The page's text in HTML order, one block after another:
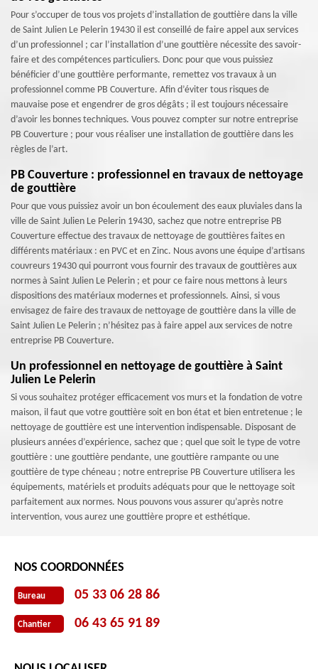
Pour s’occuper de tous vos projets d’installation de gouttière dans la ville
de Saint Julien Le Pelerin 19430 il est conseillé de faire appel aux services
d’un professionnel ; car l’installation d’une gouttière nécessite des savoir-
faire et des compétences particuliers. Donc pour que vous puissiez
bénéficier d’une gouttière performante, remettez vos travaux à un
professionnel comme PB Couverture. Afin d’éviter tous risques de
mauvaise pose et engendrer de gros dégâts ; il est toujours nécessaire
d’avoir les bonnes techniques. Vous pouvez compter sur notre entreprise
PB Couverture ; pour vous réaliser une installation de gouttière dans les
règles de l’art.
PB Couverture : professionnel en travaux de nettoyage
de gouttière
Pour que vous puissiez avoir un bon écoulement des eaux pluviales dans la
ville de Saint Julien Le Pelerin 19430, sachez que notre entreprise PB
Couverture effectue des travaux de nettoyage de gouttières faites en
différents matériaux : en PVC et en Zinc. Nous avons une équipe d’artisans
couvreurs 19430 qui pourront vous fournir des travaux de gouttières aux
normes à Saint Julien Le Pelerin ; et pour ce faire nous mettons à leurs
dispositions des matériaux modernes et professionnels. Ainsi, si vous
envisagez de faire des travaux de nettoyage de gouttière dans la ville de
Saint Julien Le Pelerin ; n’hésitez pas à faire appel aux services de notre
entreprise PB Couverture.
Un professionnel en nettoyage de gouttière à Saint
Julien Le Pelerin
Si vous souhaitez protéger efficacement vos murs et la fondation de votre
maison, il faut que votre gouttière soit en bon état et bien entretenue ; le
nettoyage de gouttière est une intervention indispensable. Disposant de
plusieurs années d’expérience, sachez que ; quel que soit le type de votre
gouttière : une gouttière pendante, une gouttière rampante ou une
gouttière de type chéneau ; notre entreprise PB Couverture utilisera les
équipements, matériels et produits adéquats pour que le nettoyage soit
parfaitement aux normes. Nous pouvons vous assurer qu’après notre
intervention, vous aurez une gouttière propre et esthétique.
NOS COORDONNÉES
Bureau 05 33 06 28 86
Chantier 06 43 65 91 89